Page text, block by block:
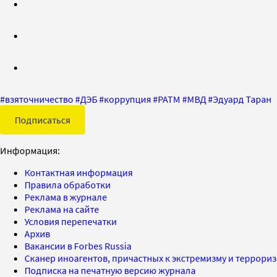
#взяточничество #ДЭБ#коррупция #РАТМ #МВД #Эдуард Таран
Подписаться
Информация:
Контактная информация
Правила обработки
Реклама в журнале
Реклама на сайте
Условия перепечатки
Архив
Вакансии в Forbes Russia
Сканер иноагентов, причастных к экстремизму и
Подписка на печатную версию журнала